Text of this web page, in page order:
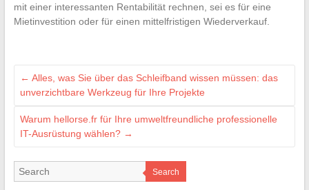
mit einer interessanten Rentabilität rechnen, sei es für eine
Mietinvestition oder für einen mittelfristigen Wiederverkauf.
← Alles, was Sie über das Schleifband wissen müssen: das
unverzichtbare Werkzeug für Ihre Projekte
Warum hellorse.fr für Ihre umweltfreundliche professionelle
IT-Ausrüstung wählen? →
Search